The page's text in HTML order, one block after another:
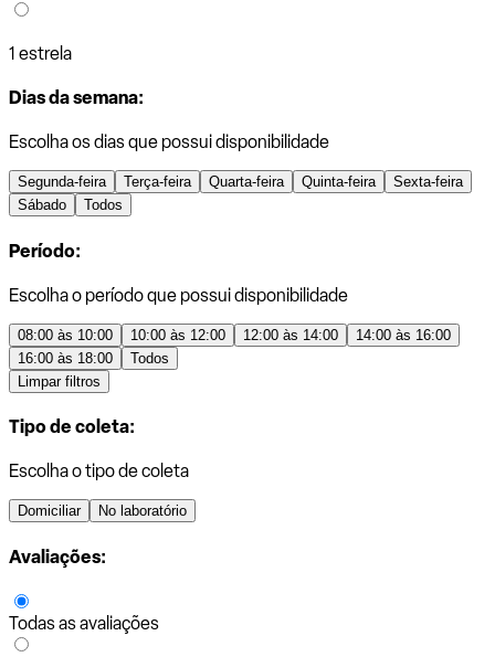
1 estrela
Dias da semana:
Escolha os dias que possui disponibilidade
Segunda-feira Terça-feira Quarta-feira Quinta-feira
Sexta-feira
Sábado
Todos
Período:
Escolha o período que possui disponibilidade
08:00 às 10:00 10:00 às 12:00 12:00 às 14:00
14:00 às 16:00
16:00 às 18:00
Todos
Limpar filtros
Tipo de coleta:
Escolha o tipo de coleta
Domiciliar No laboratório
Avaliações:
Todas as avaliações